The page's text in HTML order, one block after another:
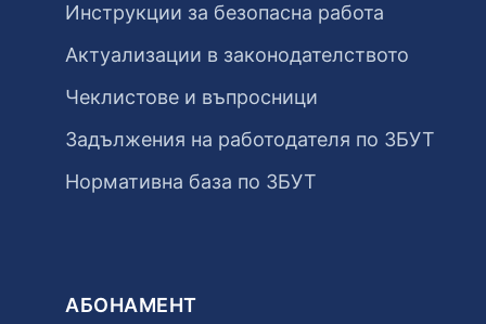
Инструкции за безопасна работа
Актуализации в законодателството
Чеклистове и въпросници
Задължения на работодателя по ЗБУТ
Нормативна база по ЗБУТ
АБОНАМЕНТ